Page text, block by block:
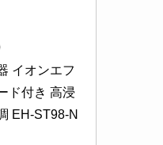
イオンエフ
ド付き 高浸
EH-ST98-N